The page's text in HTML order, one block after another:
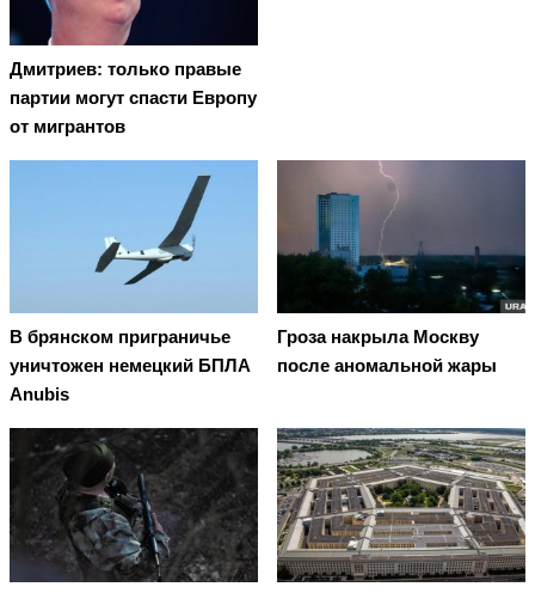
Дмитриев: только правые
партии могут спасти Европу
от мигрантов
В брянском приграничье
уничтожен немецкий БПЛА
Anubis
Гроза накрыла Москву
после аномальной жары